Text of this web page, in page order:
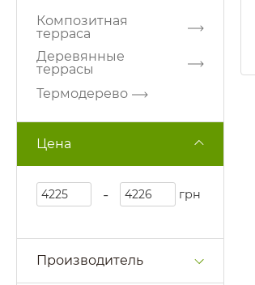
Композитная
терраса
Деревянные
террасы
Термодерево
Цена
- грн
Производитель